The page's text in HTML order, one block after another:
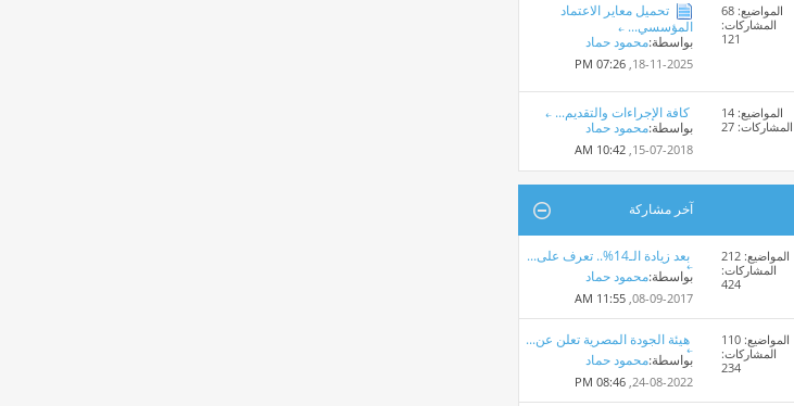
مشاهدة
تغذيات
المواضيع: 68
المشاركات:
121
تحميل معاير الاعتماد
المؤسسي...
بواسطة:محمود حماد
18-11-2025,
07:26 PM
مشاهدة
تغذيات
المواضيع: 14
المشاركات: 27
كافة الإجراءات والتقديم...
بواسطة:محمود حماد
15-07-2018,
10:42 AM
آخر مشاركة
مشاهدة
تغذيات
المواضيع: 212
المشاركات:
424
بعد زيادة الـ14%.. تعرف على...
بواسطة:محمود حماد
08-09-2017,
11:55 AM
مشاهدة
تغذيات
المواضيع: 110
المشاركات:
234
هيئة الجودة المصرية تعلن عن...
بواسطة:محمود حماد
24-08-2022,
08:46 PM